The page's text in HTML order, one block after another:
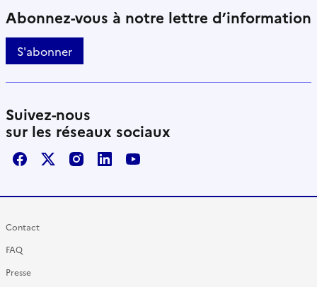
Abonnez-vous à notre lettre d’information
S'abonner
Suivez-nous
sur les réseaux sociaux
FacebookX / TwitterInstagram
LinkedInYoutube
Contact
FAQ
Presse